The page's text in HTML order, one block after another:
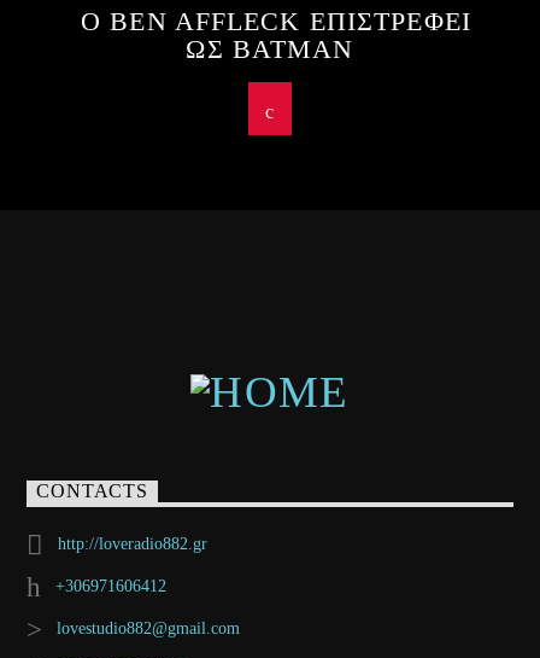
Ο BEN AFFLECK ΕΠΙΣΤΡΕΦΕΙ
ΩΣ BATMAN
CONTACTS
http://loveradio882.gr
+306971606412
lovestudio882@gmail.com